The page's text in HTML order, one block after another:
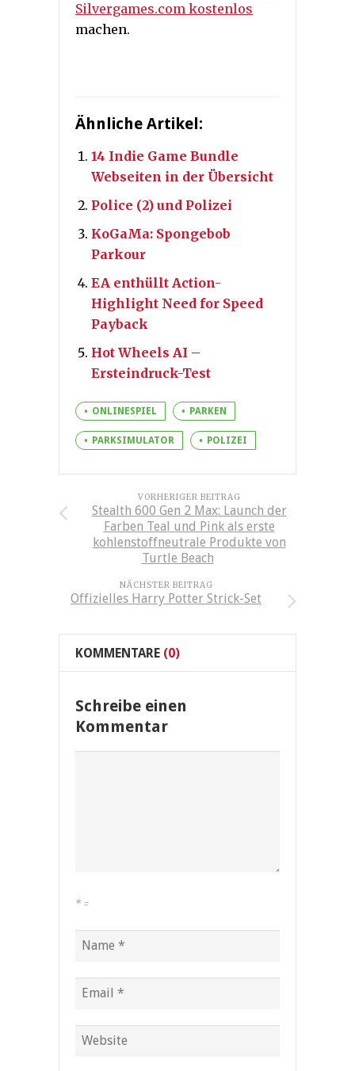
Silvergames.com kostenlos
machen.
Ähnliche Artikel:
14 Indie Game Bundle
Webseiten in der Übersicht
Police (2) und Polizei
KoGaMa: Spongebob
Parkour
EA enthüllt Action-
Highlight Need for Speed
Payback
Hot Wheels AI –
Ersteindruck-Test
ONLINESPIEL PARKEN
PARKSIMULATOR POLIZEI
VORHERIGER BEITRAG
Stealth 600 Gen 2 Max: Launch der
Farben Teal und Pink als erste
kohlenstoffneutrale Produkte von
Turtle Beach
NÄCHSTER BEITRAG
Offizielles Harry Potter Strick-Set
KOMMENTARE (0)
Schreibe einen
Kommentar
* =